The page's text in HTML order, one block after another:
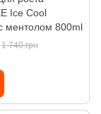
Ice Cool
ментолом 800ml
1 740 грн